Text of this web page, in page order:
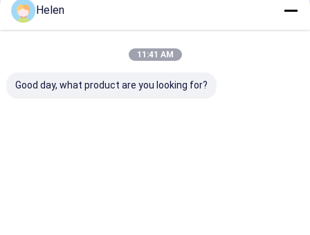
প্রস্তাবিত পণ্য
Helen
11:41 AM
Good day, what product are you looking for?